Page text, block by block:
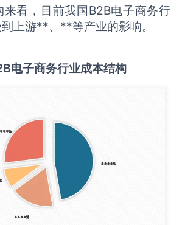
来看，目前我国B2B电子商务行
上游**、**等产业的影响。
电子商务行业成本结构